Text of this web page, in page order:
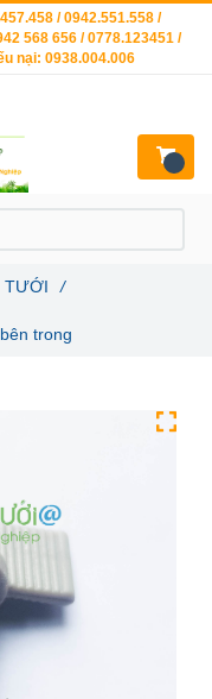
TƯỚI
/
trong
/ 0942.551.558 /
568 656 / 0778.123451 /
nại: 0938.004.006